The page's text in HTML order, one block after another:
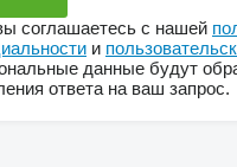
соглашаетесь с нашей
и
данные будут
ответа на ваш запрос.